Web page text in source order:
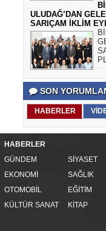
ULUDAĞ’DAN
SARIÇAM İKLİM
SON
HABERLER
HABERLER
GÜNDEM
SİYASET
EKONOMİ
SAĞLIK
OTOMOBİL
EĞİTİM
KÜLTÜR SANAT
KİTAP